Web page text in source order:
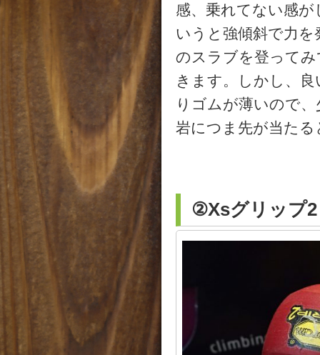
感、乗れてない感
いうと強傾斜で力
のスラブを登って
きます。しかし、
りゴムが薄いので
岩につま先が当た
②Xsグリップ